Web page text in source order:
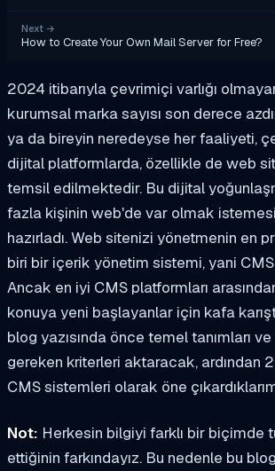
Next →
How to Create Your Own Mail Server for Free?
2024 itibarıyla çevrimiçi varlığı
kurumsal marka sayısı son derece
ya da bireyin neredeyse her faaliyeti,
dijital platformlarda, özellikle de web
temsil edilmektedir. Bu dijital
fazla kişinin web'de var olmak
hazırladı. Web sitenizi yönetmenin en
biri bir içerik yönetim sistemi, yani
Ancak en iyi CMS platformları
konuya yeni başlayanlar için kafa
blog yazısında önce temel tanımları
gereken kriterleri aktaracak, ardından
CMS sistemleri olarak öne
Not: Herkesin bilgiyi farklı bir biçimde
ettiğinin farkındayız. Bu nedenle bu